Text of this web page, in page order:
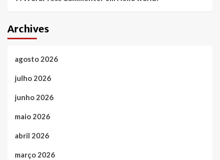
Archives
agosto 2026
julho 2026
junho 2026
maio 2026
abril 2026
março 2026